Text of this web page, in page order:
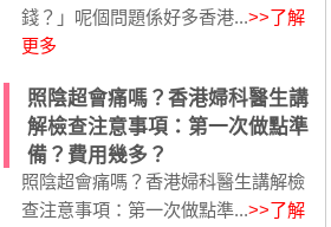
錢？」呢個問題係好多香港...>>了解
更多
照陰超會痛嗎？香港婦科醫生講
解檢查注意事項：第一次做點準
備？費用幾多？
照陰超會痛嗎？香港婦科醫生講解檢
查注意事項：第一次做點準...>>了解